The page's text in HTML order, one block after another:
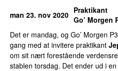
man 23. nov 2020 Praktikant
Go’ Morgen
Det er mandag, og Go’ Morgen
gang med at invitere praktikant
om sit nært forestående
stablen torsdag. Det ender ud i